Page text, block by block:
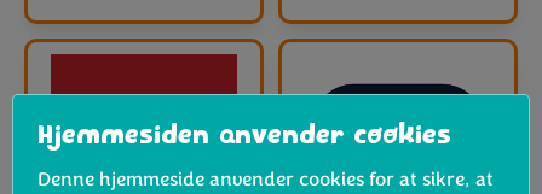
Hjemmesiden anvender cookies
Denne hjemmeside anvender cookies for at sikre, at